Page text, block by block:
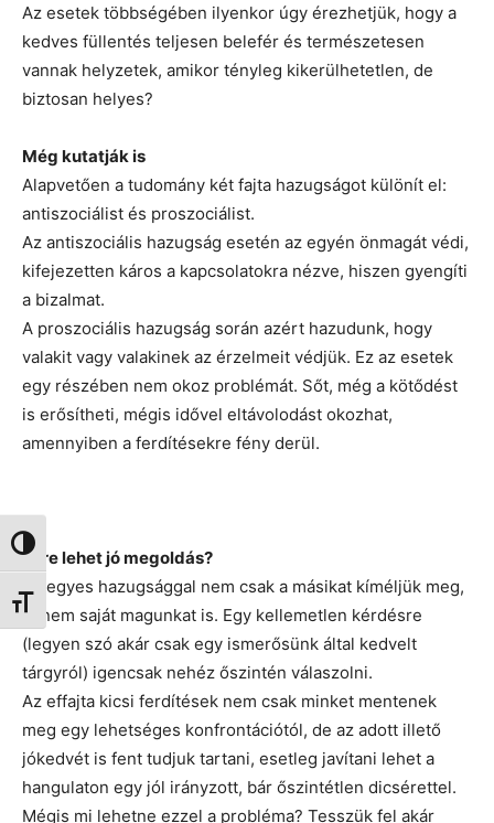
Nagy kontraszt váltása
Betűméret váltása
Az esetek többségében ilyenkor úgy érezhetjük, hogy a
kedves füllentés teljesen belefér és természetesen
vannak helyzetek, amikor tényleg kikerülhetetlen, de
biztosan helyes?
Még kutatják is
Alapvetően a tudomány két fajta hazugságot különít el:
antiszociálist és proszociálist.
Az antiszociális hazugság esetén az egyén önmagát védi,
kifejezetten káros a kapcsolatokra nézve, hiszen gyengíti
a bizalmat.
A proszociális hazugság során azért hazudunk, hogy
valakit vagy valakinek az érzelmeit védjük. Ez az esetek
egy részében nem okoz problémát. Sőt, még a kötődést
is erősítheti, mégis idővel eltávolodást okozhat,
amennyiben a ferdítésekre fény derül.
Mire lehet jó megoldás?
A kegyes hazugsággal nem csak a másikat kíméljük meg,
hanem saját magunkat is. Egy kellemetlen kérdésre
(legyen szó akár csak egy ismerősünk által kedvelt
tárgyról) igencsak nehéz őszintén válaszolni.
Az effajta kicsi ferdítések nem csak minket mentenek
meg egy lehetséges konfrontációtól, de az adott illető
jókedvét is fent tudjuk tartani, esetleg javítani lehet a
hangulaton egy jól irányzott, bár őszintétlen dicsérettel.
Mégis mi lehetne ezzel a probléma? Tesszük fel akár